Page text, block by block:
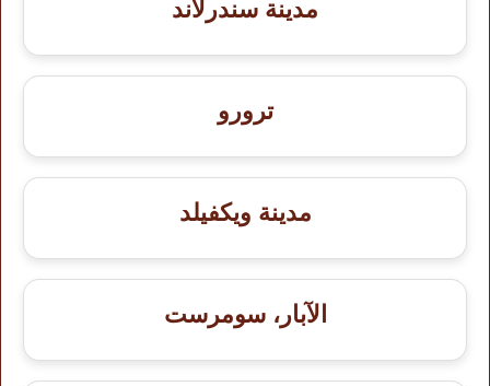
مدينة سندرلاند
ترورو
مدينة ويكفيلد
الآبار، سومرست